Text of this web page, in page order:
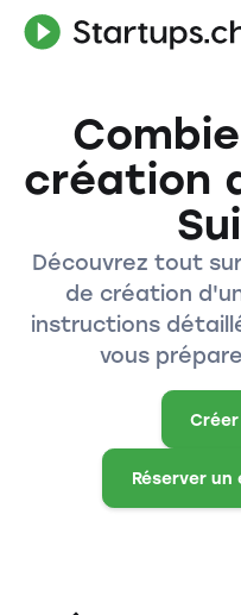
création
Découvrez tout
de création
instructions
vous
Créer
Réserver